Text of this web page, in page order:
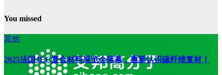
You missed
其他
2025法国JEC复合材料展览会落幕，重新认识碳纤维复材！